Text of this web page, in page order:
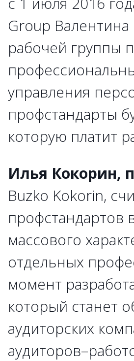
Group
рабочей группы
управления
профстандарты
которую платит
Илья Кокорин,
Buzko Kokorin,
профстандартов
массового
отдельных
момент
который станет
аудиторских